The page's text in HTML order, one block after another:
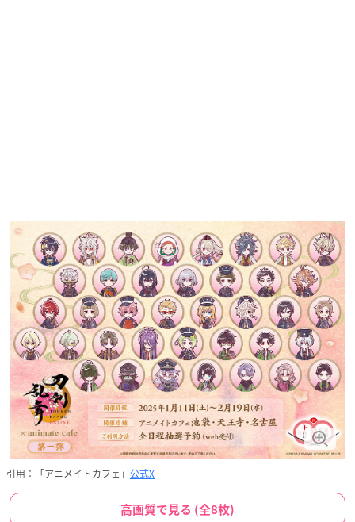
引用：「アニメイトカフェ」 公式X
高画質で見る (全8枚)